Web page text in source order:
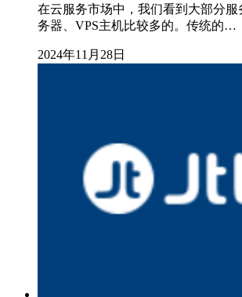
在云服务市场中，我们看到大部分服
务器、VPS主机比较多的。传统的…
2024年11月28日